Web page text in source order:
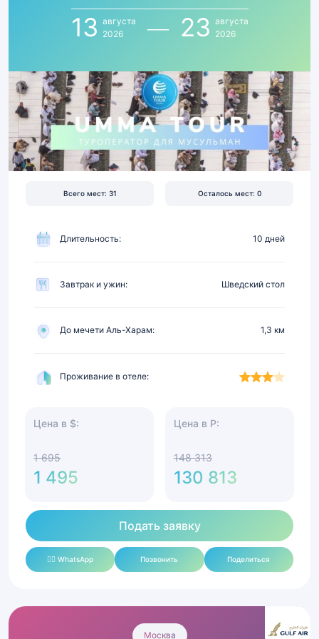
13 августа
2026
23 августа
2026
Всего мест: 31 Осталось мест: 0
Длительность: 10 дней
Завтрак и ужин: Шведский стол
До мечети Аль-Харам: 1,3 км
Проживание в отеле:
Цена в $:
1 695
1 495
Цена в Р:
148 313
130 813
Подать заявку
✍🏻 WhatsApp Позвонить Поделиться
Перелёт,
отель
4★
в
1.3
км
Москва
Умра